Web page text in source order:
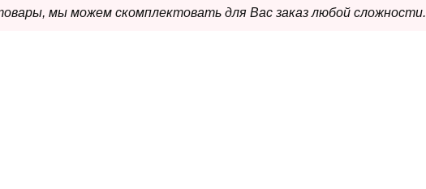
мы можем скомплектовать для Вас заказ любой сложности.